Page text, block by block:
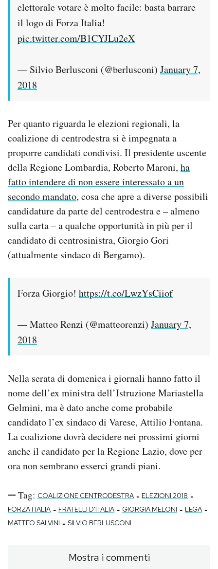
elettorale votare è molto facile: basta barrare
il logo di Forza Italia!
pic.twitter.com/B1CYJLu2eX
— Silvio Berlusconi (@berlusconi) January 7,
2018
Per quanto riguarda le elezioni regionali, la
coalizione di centrodestra si è impegnata a
proporre candidati condivisi. Il presidente uscente
della Regione Lombardia, Roberto Maroni, ha
fatto intendere di non essere interessato a un
secondo mandato, cosa che apre a diverse possibili
candidature da parte del centrodestra e – almeno
sulla carta – a qualche opportunità in più per il
candidato di centrosinistra, Giorgio Gori
(attualmente sindaco di Bergamo).
Forza Giorgio! https://t.co/LwzYsCiiof
— Matteo Renzi (@matteorenzi) January 7,
2018
Nella serata di domenica i giornali hanno fatto il
nome dell’ex ministra dell’Istruzione Mariastella
Gelmini, ma è dato anche come probabile
candidato l’ex sindaco di Varese, Attilio Fontana.
La coalizione dovrà decidere nei prossimi giorni
anche il candidato per la Regione Lazio, dove per
ora non sembrano esserci grandi piani.
Tag: COALIZIONE CENTRODESTRA - ELEZIONI 2018 -
FORZA ITALIA - FRATELLI D'ITALIA - GIORGIA MELONI - LEGA -
MATTEO SALVINI - SILVIO BERLUSCONI
Mostra i commenti